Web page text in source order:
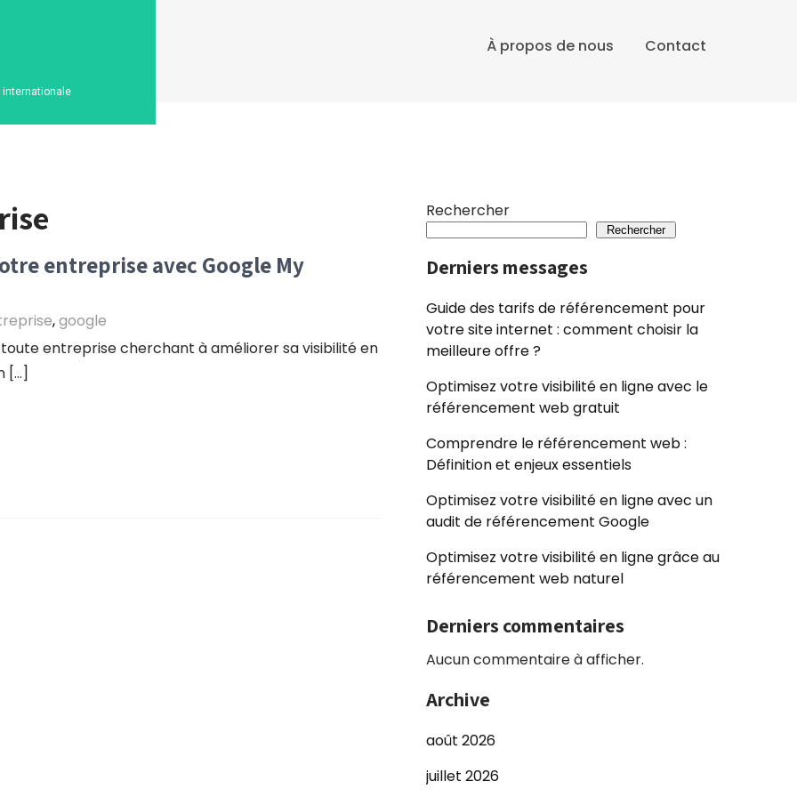
internationale
À propos de nous Contact
entreprise avec Google My
,google
entreprise cherchant à améliorer sa visibilité en
[…]
Rechercher
Rechercher
Derniers messages
Guide des tarifs de référencement pour
votre site internet : comment choisir la
meilleure offre ?
Optimisez votre visibilité en ligne avec le
référencement web gratuit
Comprendre le référencement web :
Définition et enjeux essentiels
Optimisez votre visibilité en ligne avec un
audit de référencement Google
Optimisez votre visibilité en ligne grâce au
référencement web naturel
Derniers commentaires
Aucun commentaire à afficher.
Archive
août 2026
juillet 2026